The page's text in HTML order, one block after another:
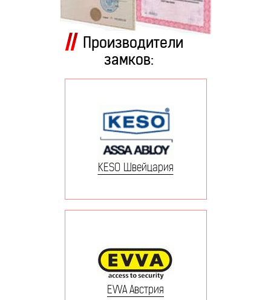
Производители
замков:
KESO Швейцария
EVVA Австрия